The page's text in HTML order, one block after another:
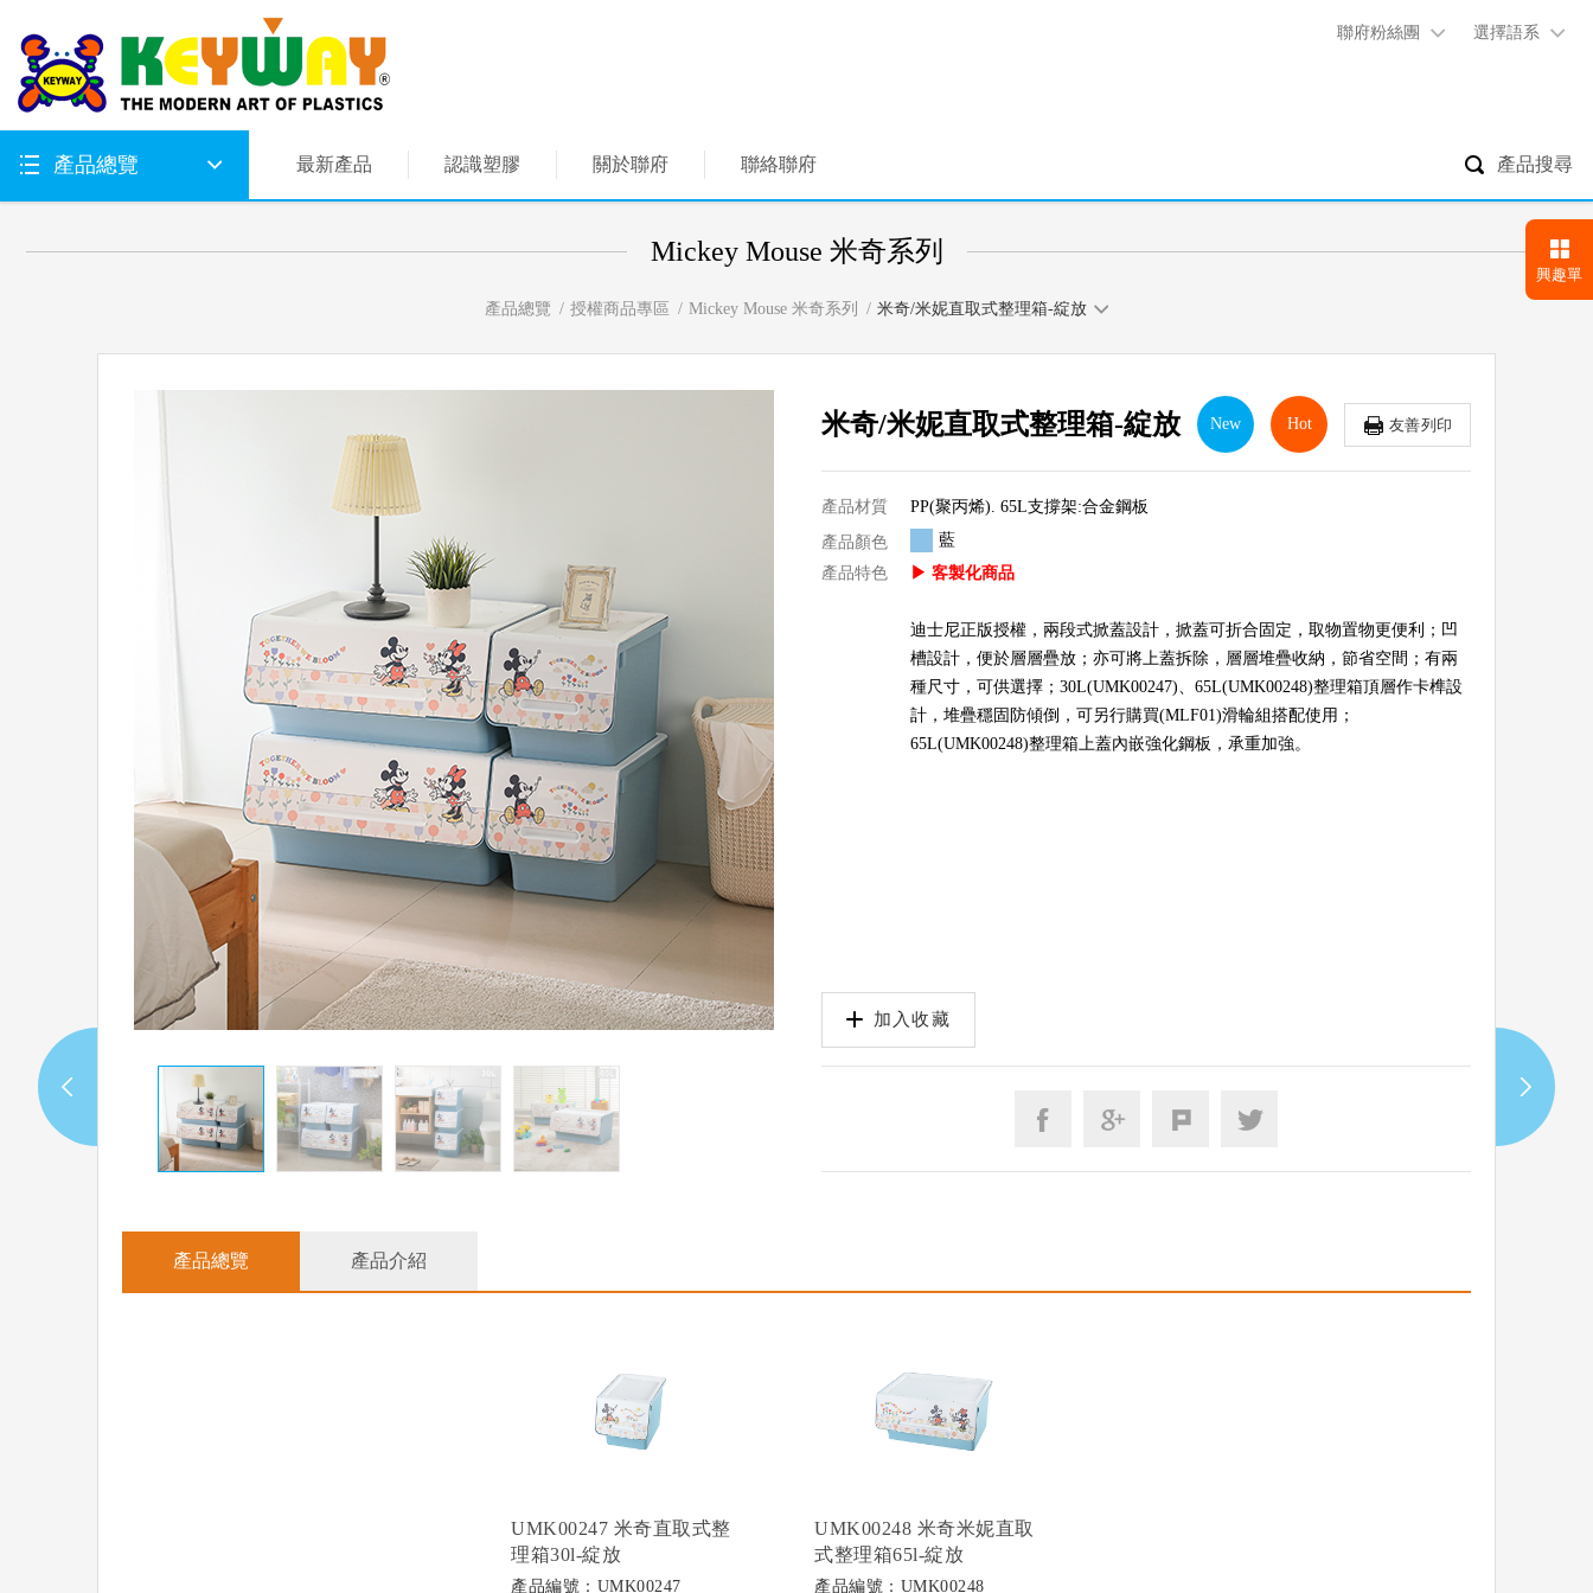
聯府粉絲團 選擇語系
產品總覽 最新產品 認識塑膠 關於聯府 聯絡聯府 產品搜尋
Mickey Mouse 米奇系列
產品總覽 授權商品專區 Mickey Mouse 米奇系列 米奇/米妮直取式整理箱-綻放
友善列印
米奇/米妮直取式整理箱-綻放 New Hot
產品材質
PP(聚丙烯). 65L支撐架:合金鋼板
產品顏色
藍
產品特色
▶ 客製化商品
迪士尼正版授權，兩段式掀蓋設計，掀蓋可折合固定，取物置物更便利；凹
槽設計，便於層層疊放；亦可將上蓋拆除，層層堆疊收納，節省空間；有兩
種尺寸，可供選擇；30L(UMK00247)、65L(UMK00248)整理箱頂層作卡榫設
計，堆疊穩固防傾倒，可另行購買(MLF01)滑輪組搭配使用；
65L(UMK00248)整理箱上蓋內嵌強化鋼板，承重加強。
加入收藏
產品總覽 產品介紹
UMK00247 米奇直取式整
理箱30l-綻放
產品編號：UMK00247
UMK00248 米奇米妮直取
式整理箱65l-綻放
產品編號：UMK00248
興趣單